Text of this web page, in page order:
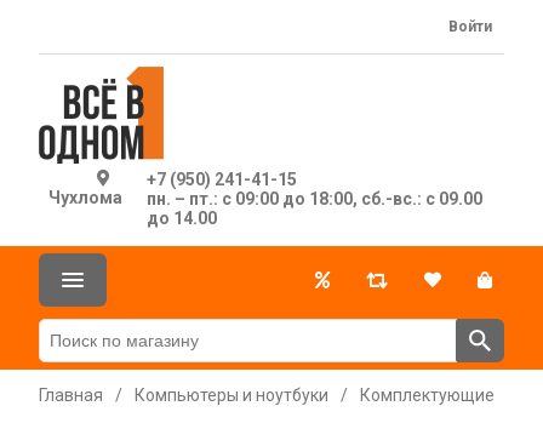
Чухлома
+7 (950) 241-41-15
пн. – пт.: с 09:00 до 18:00, сб.-вс.: с 09.00
до 14.00
Войти
Главная / Компьютеры и ноутбуки /
Комплектующие